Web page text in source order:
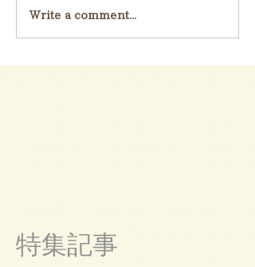
Write a comment...
特集記事